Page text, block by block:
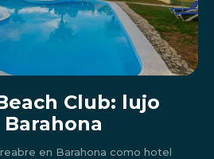
Club: lujo
en Barahona como hotel